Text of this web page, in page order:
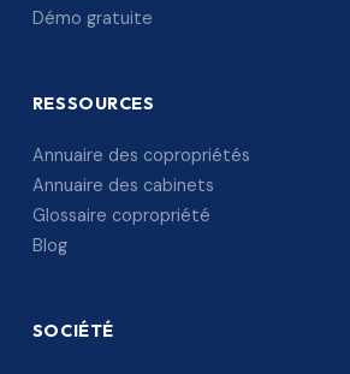
Démo gratuite
RESSOURCES
Annuaire des copropriétés
Annuaire des cabinets
Glossaire copropriété
Blog
SOCIÉTÉ